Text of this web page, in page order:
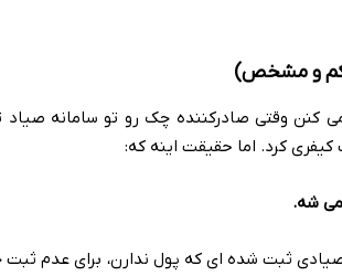
و مشخص)
می کنن وقتی صادرکننده چک رو تو سامانه
کرد. اما حقیقت اینه که:
شه.
ثبت شده ای که پول ندارن، برای عدم